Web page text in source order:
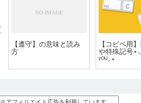
【遵守】の意味と読み
方
【コピペ用
や特殊記号
ᵞᴼᵁ⸝⋆